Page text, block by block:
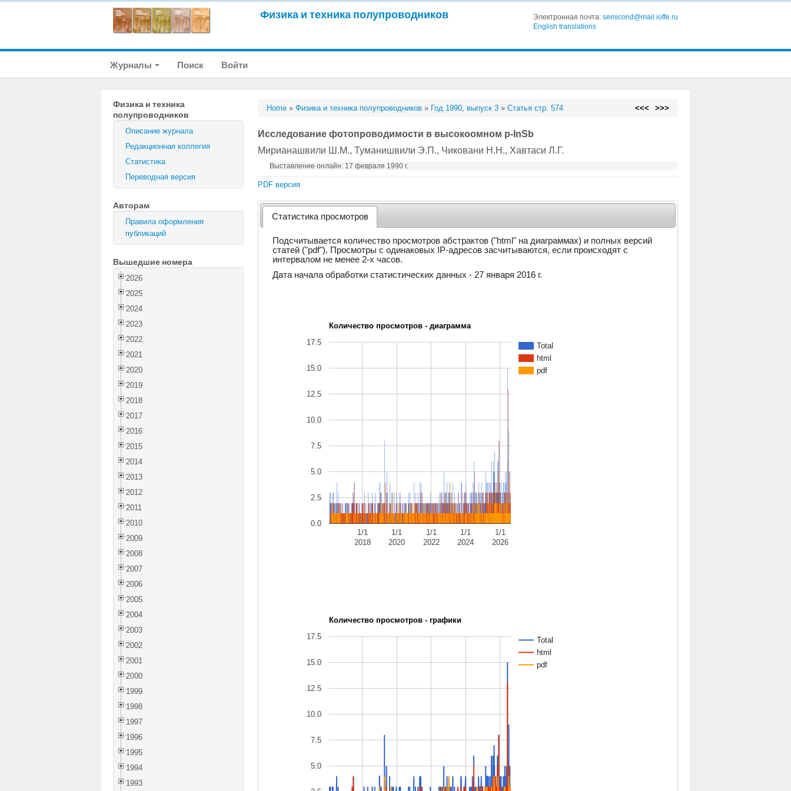
Физика и техника полупроводников Электронная почта: semicond@mail.ioffe.ru
English translations
Журналы Поиск Войти
Физика и техника
полупроводников
Описание журнала
Редакционная коллегия
Статистика
Переводная версия
Авторам
Правила оформления
публикаций
Вышедшие номера
2026
2025
2024
2023
2022
2021
2020
2019
2018
2017
2016
2015
2014
2013
2012
2011
2010
2009
2008
2007
2006
2005
2004
2003
2002
2001
2000
1999
1998
1997
1996
1995
1994
1993
Home »Физика и техника полупроводников » Год 1990, выпуск 3 »Статья стр. 574 <<< >>>
Исследование фотопроводимости в высокоомном p-InSb
Мирианашвили Ш.М., Туманишвили Э.П., Чиковани Н.Н., Хавтаси Л.Г.
Выставление онлайн: 17 февраля 1990 г.
PDF версия
Статистика просмотров
Подсчитывается количество просмотров абстрактов ("html" на диаграммах) и полных версий
статей ("pdf"). Просмотры с одинаковых IP-адресов засчитываются, если происходят с
интервалом не менее 2-х часов.
Дата начала обработки статистических данных - 27 января 2016 г.
Количество просмотров - диаграмма
Total
html
pdf
1/1
2018
1/1
2020
1/1
2022
1/1
2024
1/1
2026
0.0
2.5
5.0
7.5
10.0
12.5
15.0
17.5
Количество просмотров - графики
Total
html
pdf
5.0
7.5
10.0
12.5
15.0
17.5